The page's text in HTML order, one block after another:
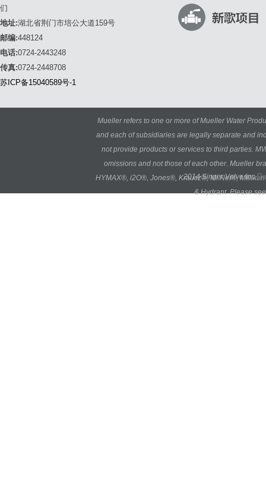
们
地址:湖北省荆门市培公大道159号
邮编:448124
电话:0724-2443248
传真:0724-2448708
苏ICP备15040589号-1
Mueller refers to one or more of Mueller Water
and each of subsidiaries are legally separate and
not provide products or services to third parties.
omissions and not those of each other. Mueller
HYMAX®, i2O®, Jones®, Krausz®, Mi.Net®,
& Hydrant. Please
2014 Singer Valve Inc.